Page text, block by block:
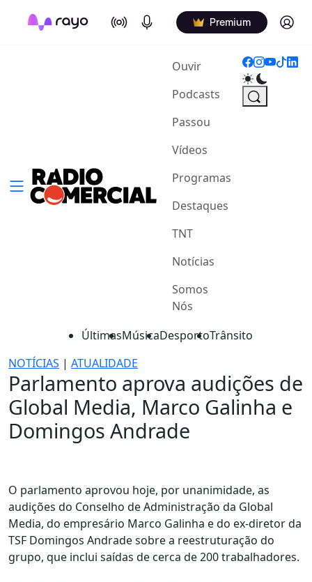
On Air Podcasts Premium Log in
Ouvir(current)
Podcasts
Passou
Vídeos
Programas
Destaques
TNT
Notícias
Somos
Nós
ÚltimasMúsicaDesportoTrânsito
NOTÍCIAS | ATUALIDADE
Parlamento aprova audições de
Global Media, Marco Galinha e
Domingos Andrade
O parlamento aprovou hoje, por unanimidade, as
audições do Conselho de Administração da Global
Media, do empresário Marco Galinha e do ex-diretor da
TSF Domingos Andrade sobre a reestruturação do
grupo, que inclui saídas de cerca de 200 trabalhadores.